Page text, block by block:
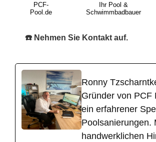
PCF-
Pool.de
Ihr Pool &
Schwimmbadbauer
☎️ Nehmen Sie Kontakt auf.
Ronny
Gründer von PCF
ein erfahrener
Poolsanierungen.
handwerklichen